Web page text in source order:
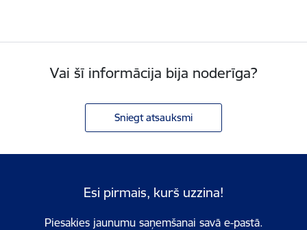
Vai šī informācija bija noderīga?
Sniegt atsauksmi
Esi pirmais, kurš uzzina!
Piesakies jaunumu saņemšanai savā e-pastā.